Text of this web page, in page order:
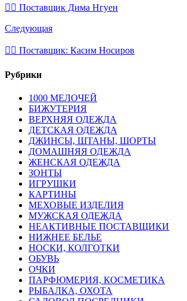
💁‍♂ Поставщик Дима Нгуен
Следующая
💁‍♂ Поставщик: Касим Носиров
Рубрики
1000 МЕЛОЧЕЙ
БИЖУТЕРИЯ
ВЕРХНЯЯ ОДЕЖДА
ДЕТСКАЯ ОДЕЖДА
ДЖИНСЫ, ШТАНЫ, ШОРТЫ
ДОМАШНЯЯ ОДЕЖДА
ЖЕНСКАЯ ОДЕЖДА
ЗОНТЫ
ИГРУШКИ
КАРТИНЫ
МЕХОВЫЕ ИЗДЕЛИЯ
МУЖСКАЯ ОДЕЖДА
НЕАКТИВНЫЕ ПОСТАВЩИКИ
НИЖНЕЕ БЕЛЬЕ
НОСКИ, КОЛГОТКИ
ОБУВЬ
ОЧКИ
ПАРФЮМЕРИЯ, КОСМЕТИКА
РЫБАЛКА, ОХОТА